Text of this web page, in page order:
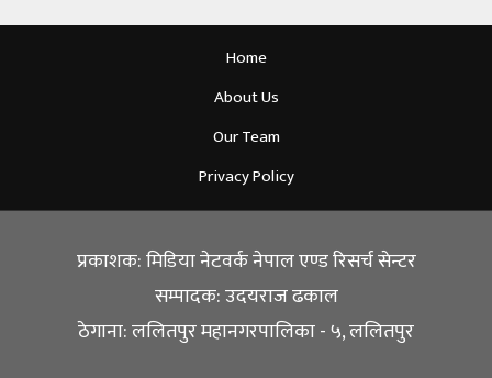
Home
About Us
Our Team
Privacy Policy
प्रकाशक: मिडिया नेटवर्क नेपाल एण्ड रिसर्च सेन्टर
सम्पादक: उदयराज ढकाल
ठेगाना: ललितपुर महानगरपालिका - ५, ललितपुर